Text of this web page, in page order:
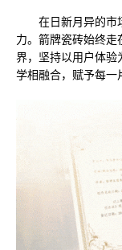
在日新月异的市
力。箭牌瓷砖始终
界，坚持以用户体验
学相融合，赋予每一